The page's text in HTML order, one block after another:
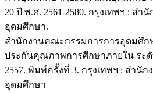
20 ปี พ.ศ. 2561-2580. กรุงเทพฯ : ส
อุดมศึกษา.
สำนักงานคณะกรรมการการอุดมศึก
ประกันคุณภาพการศึกษาภายใน ระ
2557. พิมพ์ครั้งที่ 3. กรุงเทพฯ : สำนั
อุดมศึกษา